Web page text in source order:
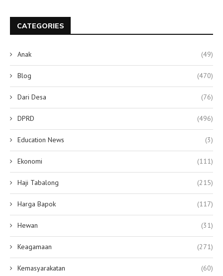
CATEGORIES
Anak (49)
Blog (470)
Dari Desa (76)
DPRD (496)
Education News (3)
Ekonomi (111)
Haji Tabalong (215)
Harga Bapok (117)
Hewan (31)
Keagamaan (271)
Kemasyarakatan (60)